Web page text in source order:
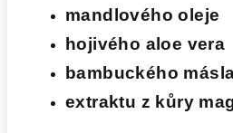
mandlového oleje
hojivého aloe vera
bambuckého
extraktu z kůry